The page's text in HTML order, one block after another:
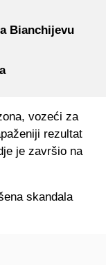
Bianchijevu
vozeći za
rezultat
je završio na
skandala